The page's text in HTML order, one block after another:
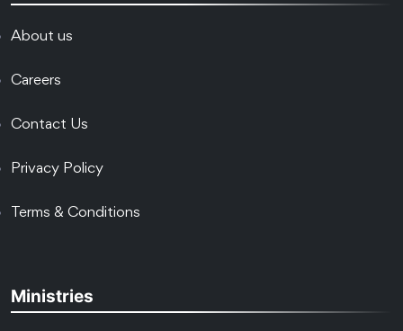
About us
Careers
Contact Us
Privacy Policy
Terms & Conditions
Ministries